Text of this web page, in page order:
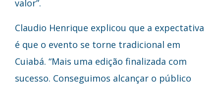
valor”.
Claudio Henrique explicou que a expectativa
é que o evento se torne tradicional em
Cuiabá. “Mais uma edição finalizada com
sucesso. Conseguimos alcançar o público